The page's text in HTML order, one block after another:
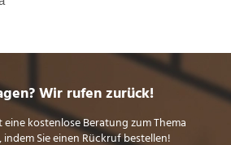
Wir rufen zurück!
eine kostenlose Beratung zum Thema
Sie einen Rückruf bestellen!